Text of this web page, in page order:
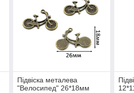
Підвіска металева
"Велосипед" 26*18мм